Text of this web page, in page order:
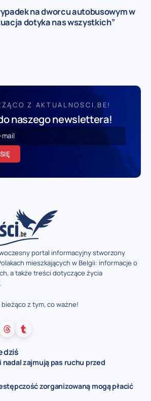
na dworcu autobusowym w
dotyka nas wszystkich”
Z AKTUALNOSCI.BE!
naszego newslettera!
portal informacyjny stworzony
mieszkających w Belgii: informacje o
a także treści dotyczące życia
z tym, co ważne!
dziś
zajmują pas ruchu przed
zorganizowaną mogą płacić